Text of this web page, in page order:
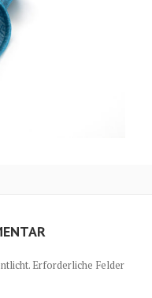
Erforderliche Felder